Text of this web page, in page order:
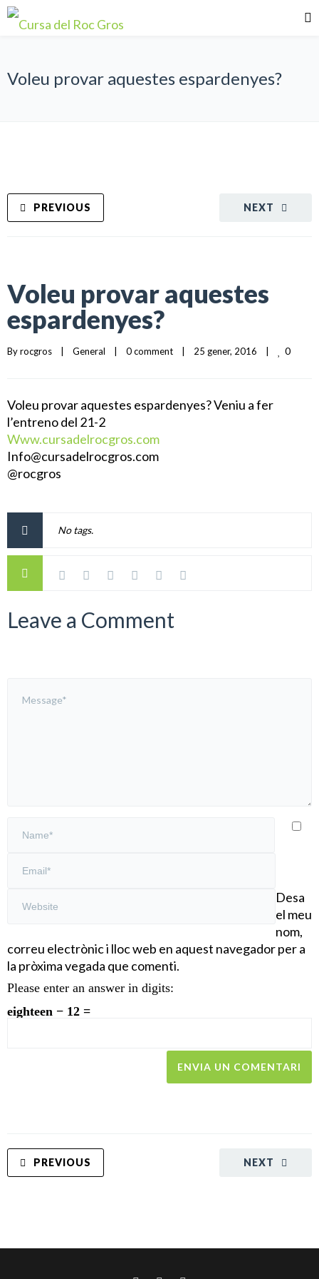
Voleu provar aquestes espardenyes?
NEXT
PREVIOUS
Voleu provar aquestes
espardenyes?
By rocgros General 0 comment 25 gener, 2016 0
Voleu provar aquestes espardenyes? Veniu a fer
l’entreno del 21-2
Www.cursadelrocgros.com
Info@cursadelrocgros.com
@rocgros
No tags.
Leave a Comment
Desa
el meu
nom,
correu electrònic i lloc web en aquest navegador per a
la pròxima vegada que comenti.
Please enter an answer in digits:
eighteen − 12 =
NEXT
PREVIOUS